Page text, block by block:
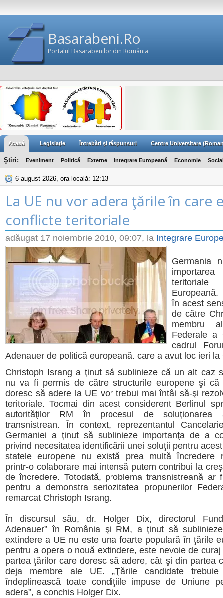
Basarabeni.Ro
Portalul Basarabenilor din România
Acasă Legislaţie Întrebări şi răspunsuri Centre Universitare
Ştiri: Eveniment Politică Externe Integrare Europeană Economie Social
6 august 2026, ora locală: 12:13
La UE nu vor adera ţările în care
conflicte teritoriale
adăugat 17 noiembrie 2010, 09:07, la Integrare
Germania
teritoriale
în acest
de către
membru
Federale a
cadrul
Adenauer de politică europeană, care a avut loc ieri la
Christoph Israng a ţinut să sublinieze că un alt caz
nu va fi permis de către structurile europene şi
doresc să adere la UE vor trebui mai întâi să-şi
teritoriale. Tocmai din acest considerent Berlinul
autorităţilor RM în procesul de soluţionarea
transnistrean. În context, reprezentantul
Germaniei a ţinut să sublinieze importanţa de a
privind necesitatea identificării unei soluţii pentru
statele europene nu există prea multă încredere
printr-o colaborare mai intensă putem contribui la
de încredere. Totodată, problema transnistreană ar
pentru a demonstra seriozitatea propunerilor
remarcat Christoph Israng.
În discursul său, dr. Holger Dix, directorul
Adenauer” în România şi RM, a ţinut să
extindere a UE nu este una foarte populară în ţările
pentru a opera o nouă extindere, este nevoie de
partea ţărilor care doresc să adere, cât şi din partea
deja membre ale UE. „Ţările candidate
îndeplinească toate condiţiile impuse de Uniune
adera”, a conchis Holger Dix.